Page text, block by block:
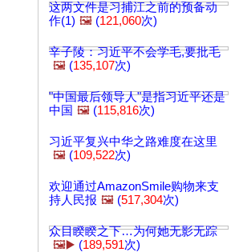
这两文件是习捕江之前的预备动
作(1) 🖼️ (121,060次)
辛子陵：习近平不会学毛,要批毛
🖼️ (135,107次)
"中国最后领导人"是指习近平还是
中国 🖼️ (115,816次)
习近平复兴中华之路难度在这里
🖼️ (109,522次)
欢迎通过AmazonSmile购物来支
持人民报 🖼️ (517,304次)
众目睽睽之下…为何她无影无踪
🖼️▶️ (189,591次)